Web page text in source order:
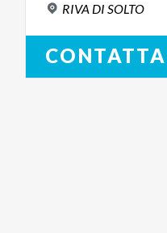
RIVA DI SOLTO
CONTATTA